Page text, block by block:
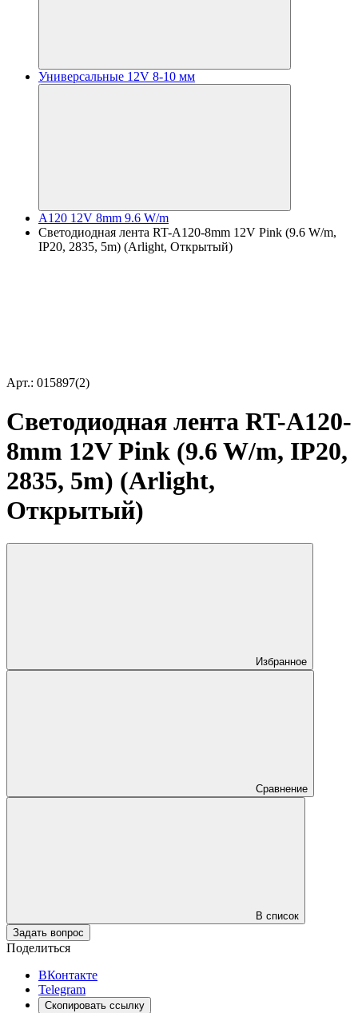
Универсальные 12V 8-10 мм
A120 12V 8mm 9.6 W/m
Светодиодная лента RT-A120-8mm 12V Pink (9.6 W/m,
IP20, 2835, 5m) (Arlight, Открытый)
Арт.: 015897(2)
Светодиодная лента RT-A120-
8mm 12V Pink (9.6 W/m, IP20,
2835, 5m) (Arlight,
Открытый)
Избранное
Сравнение
В список
Задать вопрос
Поделиться
ВКонтакте
Telegram
Скопировать ссылку